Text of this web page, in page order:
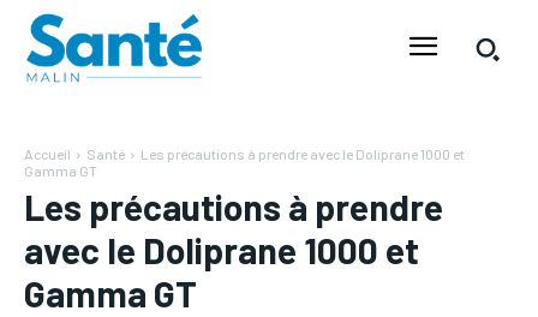
Accueil Santé
Les précautions à prendre avec le Doliprane 1000 et
Gamma GT
Les précautions à prendre
avec le Doliprane 1000 et
Gamma GT